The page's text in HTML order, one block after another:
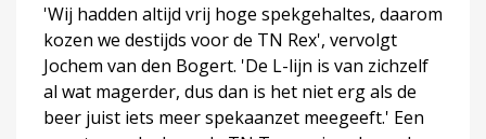
'Wij hadden altijd vrij hoge spekgehaltes, daarom
kozen we destijds voor de TN Rex', vervolgt
Jochem van den Bogert. 'De L-lijn is van zichzelf
al wat magerder, dus dan is het niet erg als de
beer juist iets meer spekaanzet meegeeft.' Een